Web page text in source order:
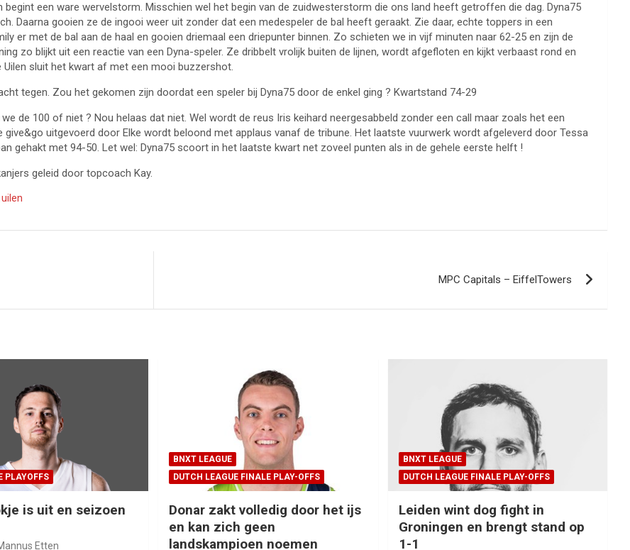
een ware wervelstorm. Misschien wel het begin van de zuidwesterstorm die ons land heeft getroffen die dag. Dyna75
Daarna gooien ze de ingooi weer uit zonder dat een medespeler de bal heeft geraakt. Zie daar, echte toppers in een
er met de bal aan de haal en gooien driemaal een driepunter binnen. Zo schieten we in vijf minuten naar 62-25 en zijn de
zo blijkt uit een reactie van een Dyna-speler. Ze dribbelt vrolijk buiten de lijnen, wordt afgefloten en kijkt verbaast rond en
Uilen sluit het kwart af met een mooi buzzershot.
tegen. Zou het gekomen zijn doordat een speler bij Dyna75 door de enkel ging ? Kwartstand 74-29
de 100 of niet ? Nou helaas dat niet. Wel wordt de reus Iris keihard neergesabbeld zonder een call maar zoals het een
uitgevoerd door Elke wordt beloond met applaus vanaf de tribune. Het laatste vuurwerk wordt afgeleverd door Tessa
gehakt met 94-50. Let wel: Dyna75 scoort in het laatste kwart net zoveel punten als in de gehele eerste helft !
geleid door topcoach Kay.
uilen
MPC Capitals – EiffelTowers
PLAYOFFS
is uit en seizoen
Etten
BNXT LEAGUE
DUTCH LEAGUE FINALE PLAY-OFFS
Donar zakt volledig door het ijs
en kan zich geen
landskampioen noemen
BNXT LEAGUE
DUTCH LEAGUE FINALE PLAY-OFFS
Leiden wint dog fight in
Groningen en brengt stand op
1-1